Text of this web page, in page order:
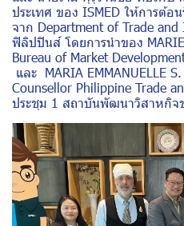
ประเทศ ของ ISMED ให้การต้อ
จาก Department of Trade
ฟิลิปปินส์ โดยการนำของ
Bureau of Market
และ MARIA EMMANUELLE
Counsellor Philippine Trade
ประชุม 1 สถาบันพัฒนาวิสาหกิจ